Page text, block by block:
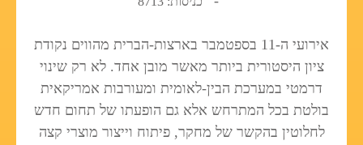
אירועי ה-11 בספטמבר בארצות-הברית מהווים נקודת
ציון היסטורית ביותר מאשר מובן אחד. לא רק שינוי
דרמטי במערכת הבין-לאומית ומעורבות אמריקאית
בולטת בכל המתרחש אלא גם הופעתו של תחום חדש
לחלוטין בהקשר של מחקר, פיתוח וייצור מוצרי קצה